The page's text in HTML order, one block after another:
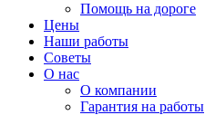
Помощь на дороге
Цены
Наши работы
Советы
О нас
О компании
Гарантия на работы